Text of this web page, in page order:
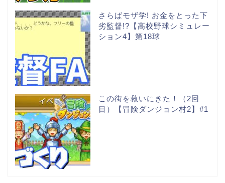
さらばモザ学! お金をとった下
劣監督!?【高校野球シミュレー
ション4】第18球
この街を救いにきた！（2回
目）【冒険ダンジョン村2】#1